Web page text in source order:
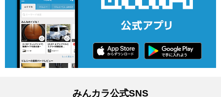
みんカラ公式SNS